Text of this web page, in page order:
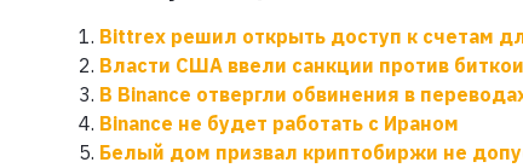
Bittrex решил открыть доступ к счетам
Власти США ввели санкции против
В Binance отвергли обвинения в
Binance не будет работать с Ираном
Белый дом призвал криптобиржи не